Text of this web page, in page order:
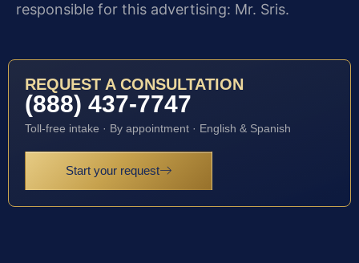
responsible for this advertising: Mr. Sris.
REQUEST A CONSULTATION
(888) 437-7747
Toll-free intake · By appointment · English & Spanish
Start your request